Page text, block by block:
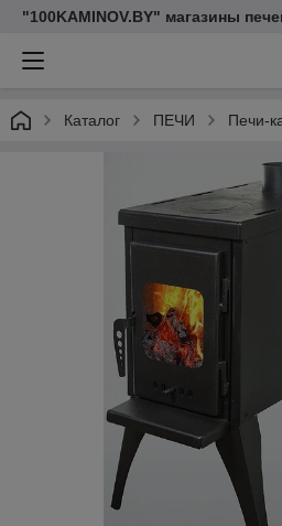
"100KAMINOV.BY" магазины
Каталог ПЕЧИ Печи-